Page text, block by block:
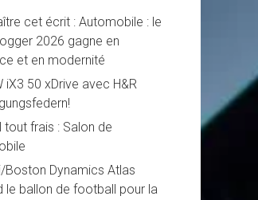
cet écrit : Automobile : le
2026 gagne en
et en modernité
iX3 50 xDrive avec H&R
tout frais : Salon de
Boston Dynamics Atlas
le ballon de football pour la